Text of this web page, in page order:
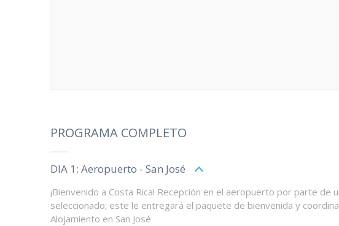
PROGRAMA COMPLETO
DIA 1: Aeropuerto - San José
¡Bienvenido a Costa Rica! Recepción en el aeropuerto por parte
seleccionado; este le entregará el paquete de bienvenida y
Alojamiento en San José